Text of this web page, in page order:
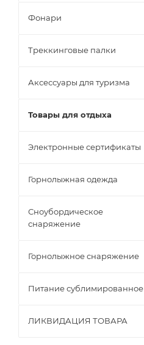
Фонари
Треккинговые палки
Аксессуары для туризма
Товары для отдыха
Электронные сертификаты
Горнолыжная одежда
Сноубордическое
снаряжение
Горнолыжное снаряжение
Питание сублимированное
ЛИКВИДАЦИЯ ТОВАРА